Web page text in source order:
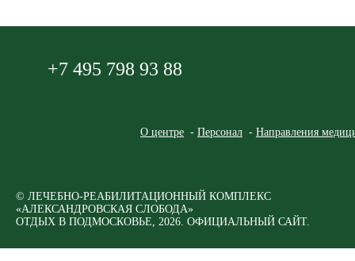
+7 495 798 93 88
О центре Персонал Направления
© ЛЕЧЕБНО-РЕАБИЛИТАЦИОННЫЙ КОМПЛЕКС
«АЛЕКСАНДРОВСКАЯ СЛОБОДА»
ОТДЫХ В ПОДМОСКОВЬЕ, 2026. ОФИЦИАЛЬНЫЙ САЙТ.